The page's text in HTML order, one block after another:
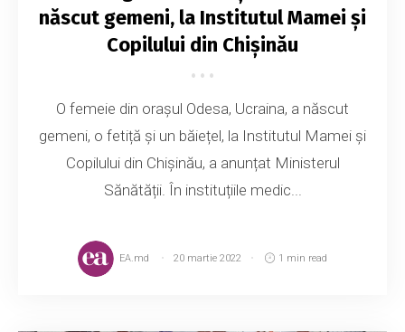
născut gemeni, la Institutul Mamei și
Copilului din Chișinău
O femeie din orașul Odesa, Ucraina, a născut
gemeni, o fetiță și un băiețel, la Institutul Mamei și
Copilului din Chișinău, a anunțat Ministerul
Sănătății. În instituțiile medic...
EA.md 20 martie 2022 1 min read